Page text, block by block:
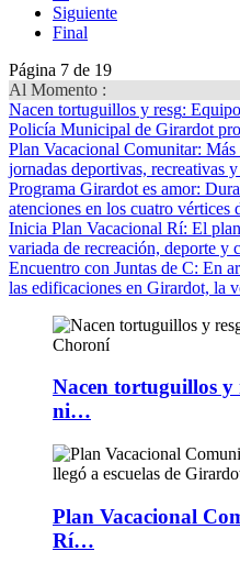
Siguiente
Final
Página 7 de 19
Al Momento :
Nacen tortuguillos y resg:
Policía Municipal de Girardot
Plan Vacacional Comunitar: Más
jornadas deportivas, recreativas
Programa Girardot es amor:
atenciones en los cuatro vértices
Inicia Plan Vacacional Rí: El
variada de recreación, deporte y
Encuentro con Juntas de C: En
las edificaciones en Girardot, la
Nacen tortuguillos y
ni…
Plan Vacacional
Rí…